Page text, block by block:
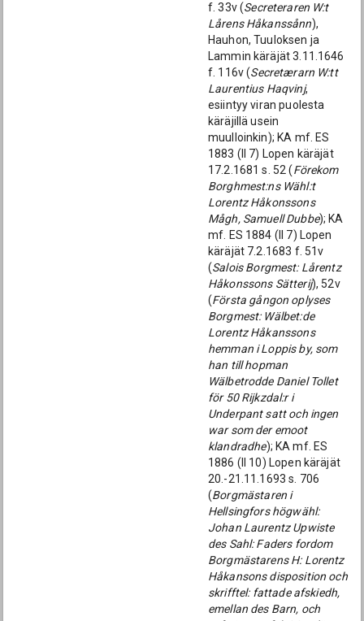
f. 33v (Secreteraren W:t
Lårens Håkanssånn),
Hauhon, Tuuloksen ja
Lammin käräjät 3.11.1646
f. 116v (Secretærarn W:tt
Laurentius Haqvinj,
esiintyy viran puolesta
käräjillä usein
muulloinkin); KA mf. ES
1883 (ll 7) Lopen käräjät
17.2.1681 s. 52 (Förekom
Borghmest:ns Wähl:t
Lorentz Håkonssons
Mågh, Samuell Dubbe); KA
mf. ES 1884 (ll 7) Lopen
käräjät 7.2.1683 f. 51v
(Salois Borgmest: Lårentz
Håkonssons Sätterij), 52v
(Första gångon oplyses
Borgmest: Wälbet:de
Lorentz Håkanssons
hemman i Loppis by, som
han till hopman
Wälbetrodde Daniel Tollet
för 50 Rijkzdal:r i
Underpant satt och ingen
war som der emoot
klandradhe); KA mf. ES
1886 (ll 10) Lopen käräjät
20.-21.11.1693 s. 706
(Borgmästaren i
Hellsingfors högwähl:
Johan Laurentz Upwiste
des Sahl: Faders fordom
Borgmästarens H: Lorentz
Håkansons disposition och
skrifftel: fattade afskiedh,
emellan des Barn, och